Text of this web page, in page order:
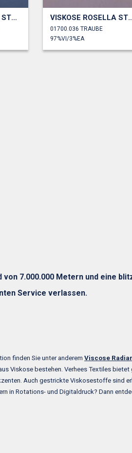
VISKOSE ROSELLA STRETCH VISKOSE
01700.036 TRAUBE
97%VI/3%EA
7.000.000 Metern und eine
Service verlassen.
finden Sie unter anderem Viscose
Viskose bestehen. Verhees Textiles
Auch gestrickte Viskosestoffe sind
Rotations- und Digitaldruck? Dann